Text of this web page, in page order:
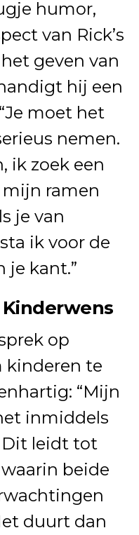
humor,
van Rick’s
geven van
hij een
moet het
nemen.
ik zoek een
ramen
je van
ik voor de
je kant.”
op
kinderen te
“Mijn
inmiddels
Dit leidt tot
beide
duurt dan